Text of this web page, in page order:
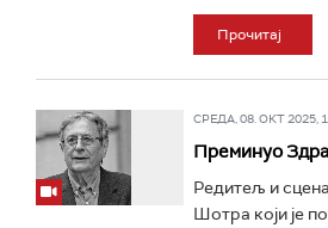
Прочитај
СРЕДА, 08. ОКТ 2025,
Преминуо
Редитељ и
Шотра који је